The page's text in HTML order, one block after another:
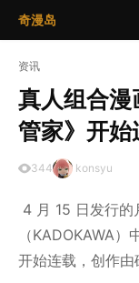
奇漫岛
资讯
真人组合漫
管家》开始
344 konsyu
4 月 15 日发行
（KADOKAWA
开始连载，创作由